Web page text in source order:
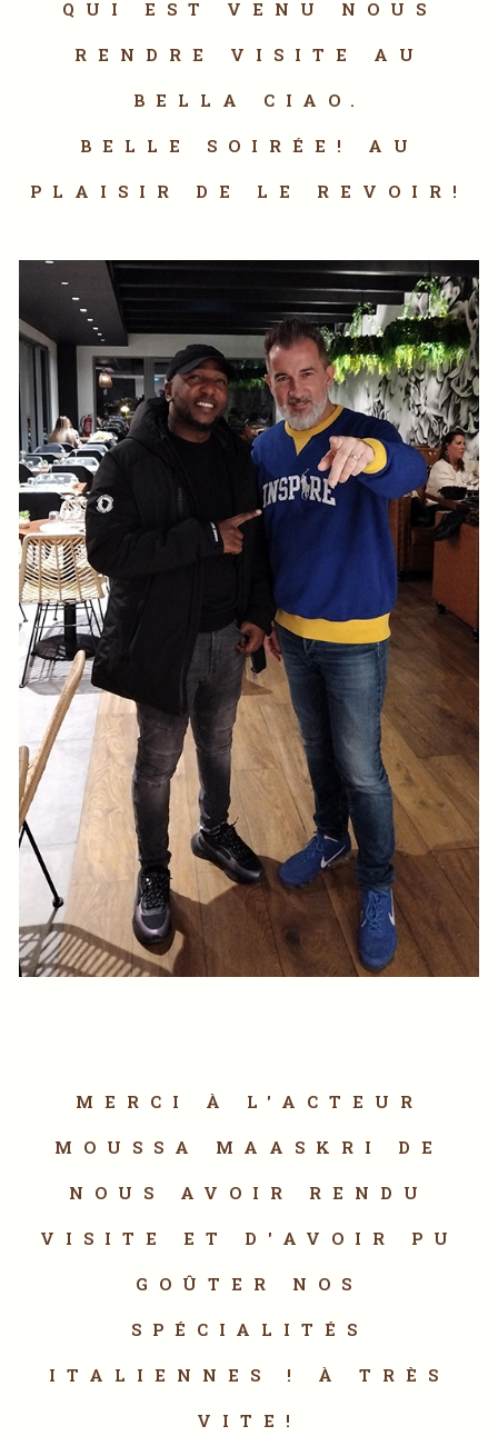
QUI EST VENU NOUS
RENDRE VISITE AU
BELLA CIAO.
BELLE SOIRÉE! AU
PLAISIR DE LE REVOIR!
MERCI À L'ACTEUR
MOUSSA MAASKRI DE
NOUS AVOIR RENDU
VISITE ET D'AVOIR PU
GOÛTER NOS
SPÉCIALITÉS
ITALIENNES ! À TRÈS
VITE!